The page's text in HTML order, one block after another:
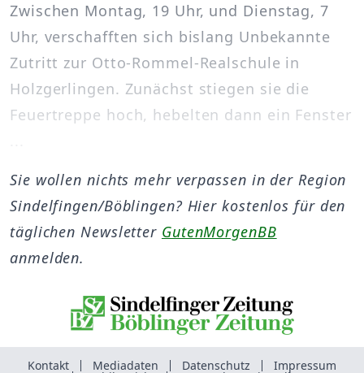
Zwischen Montag, 19 Uhr, und Dienstag, 7
Uhr, verschafften sich bislang Unbekannte
Zutritt zur Otto-Rommel-Realschule in
Holzgerlingen. Zunächst stiegen sie die
Feuertreppe hoch, hebelten dann ein Fenster
Sie wollen nichts mehr verpassen in der Region
Sindelfingen/Böblingen? Hier kostenlos für den
täglichen Newsletter GutenMorgenBB
anmelden.
Kontakt Mediadaten Datenschutz Impressum